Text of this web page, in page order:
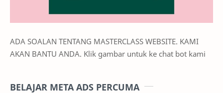
ADA SOALAN TENTANG MASTERCLASS WEBSITE. KAMI
AKAN BANTU ANDA. Klik gambar untuk ke chat bot kami
BELAJAR META ADS PERCUMA